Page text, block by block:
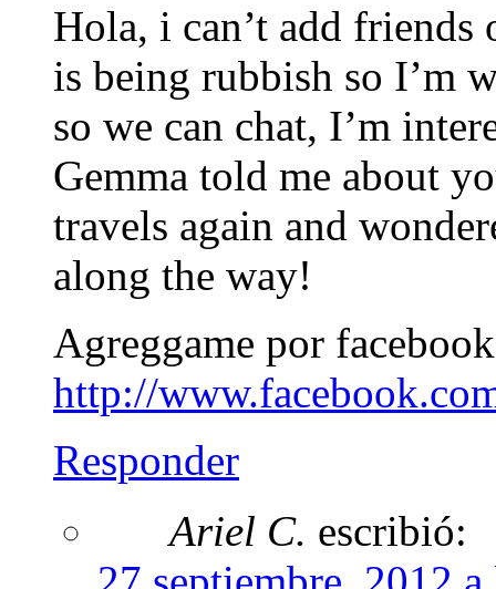
Hola, i can’t add friends
is being rubbish so I’m
so we can chat, I’m
Gemma told me about
travels again and
along the way!
Agreggame por
http://
Responder
Ariel C. escribió: